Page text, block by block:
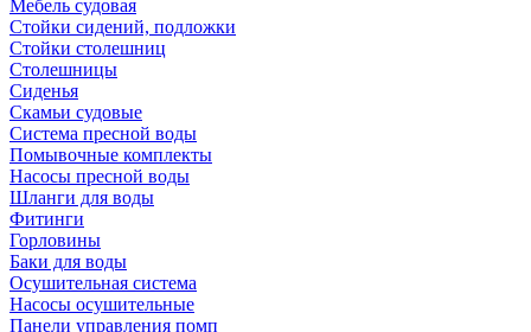
Мебель судовая
Стойки сидений, подложки
Стойки столешниц
Столешницы
Сиденья
Скамьи судовые
Система пресной воды
Помывочные комплекты
Насосы пресной воды
Шланги для воды
Фитинги
Горловины
Баки для воды
Осушительная система
Насосы осушительные
Панели управления помп